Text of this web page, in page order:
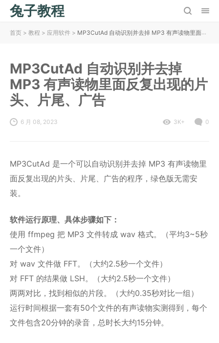
兔子教程
首页 > 教程 > 应用软件 > MP3CutAd 自动识别并去掉 MP3 有声读物里面反复出现的片头、片尾、广告
MP3CutAd 自动识别并去掉
MP3 有声读物里面反复出现的片
头、片尾、广告
6 月 08, 2023 3K+ 0
MP3CutAd 是一个可以自动识别并去掉 MP3 有声读物里
面反复出现的片头、片尾、广告的程序，绿色版无需安
装。
软件运行原理、具体步骤如下：
使用 ffmpeg 把 MP3 文件转成 wav 格式。（平均3~5秒
一个文件）
对 wav 文件做 FFT。（大约2.5秒一个文件）
对 FFT 的结果做 LSH。（大约2.5秒一个文件）
两两对比，找到相似的片段。（大约0.35秒对比一组）
运行时间根据一套有50个文件的有声读物实测得到，每个
文件包含20分钟的录音，总时长大约15分钟。